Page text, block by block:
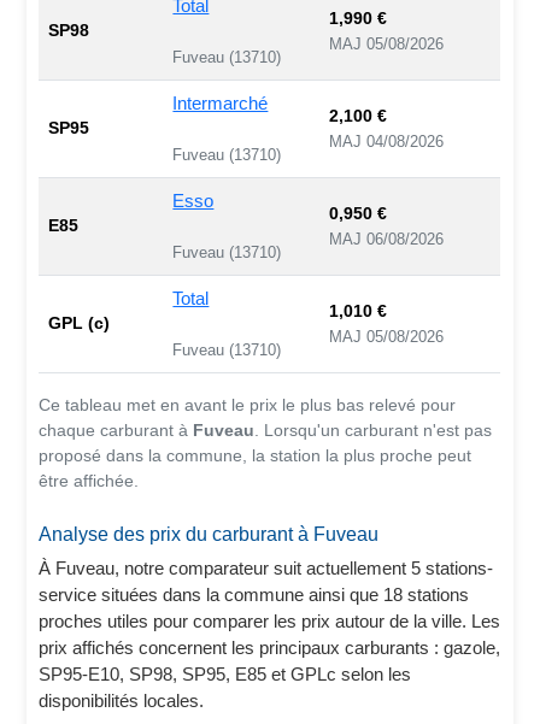
SP98
Total
Fuveau (13710)
1,990 €
MAJ 05/08/2026
SP95
Intermarché
Fuveau (13710)
2,100 €
MAJ 04/08/2026
E85
Esso
Fuveau (13710)
0,950 €
MAJ 06/08/2026
GPL (c)
Total
Fuveau (13710)
1,010 €
MAJ 05/08/2026
Ce tableau met en avant le prix le plus bas relevé pour
chaque carburant à Fuveau . Lorsqu'un carburant n'est pas
proposé dans la commune, la station la plus proche peut
être affichée.
Analyse des prix du carburant à Fuveau
À Fuveau, notre comparateur suit actuellement 5 stations-
service situées dans la commune ainsi que 18 stations
proches utiles pour comparer les prix autour de la ville. Les
prix affichés concernent les principaux carburants : gazole,
SP95-E10, SP98, SP95, E85 et GPLc selon les
disponibilités locales.